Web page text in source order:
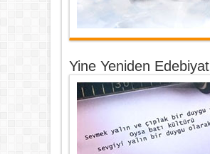
Yine Yeniden Edebiyat